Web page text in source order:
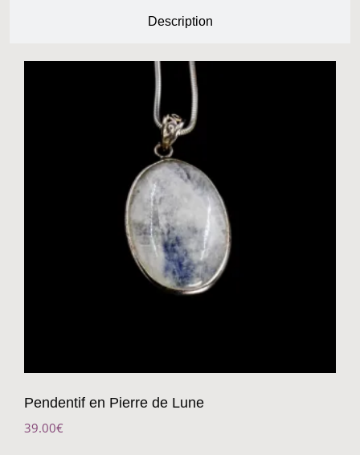
Description
Pendentif en Pierre de Lune
39.00€